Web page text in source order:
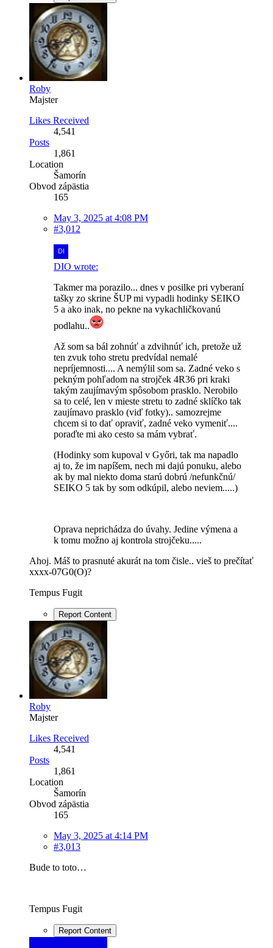
Roby
Majster
Likes Received
4,541
Posts
1,861
Location
Šamorín
Obvod zápästia
165
May 3, 2025 at 4:08 PM
#3,012
DIO wrote:
Takmer ma porazilo... dnes v posilke pri vyberaní
tašky zo skrine ŠUP mi vypadli hodinky SEIKO
5 a ako inak, no pekne na vykachličkovanú
podlahu..
Až som sa bál zohnúť a zdvihnúť ich, pretože už
ten zvuk toho stretu predvídal nemalé
nepríjemnosti.... A nemýlil som sa. Zadné veko s
pekným pohľadom na strojček 4R36 pri kraki
takým zaujímavým spôsobom prasklo. Nerobilo
sa to celé, len v mieste stretu to zadné sklíčko tak
zaujímavo prasklo (viď fotky).. samozrejme
chcem si to dať opraviť, zadné veko vymeniť....
poraďte mi ako cesto sa mám vybrať.
(Hodinky som kupoval v Győri, tak ma napadlo
aj to, že im napíšem, nech mi dajú ponuku, alebo
ak by mal niekto doma starú dobrú /nefunkčnú/
SEIKO 5 tak by som odkúpil, alebo neviem.....)
Oprava neprichádza do úvahy. Jedine výmena a
k tomu možno aj kontrola strojčeku.....
Ahoj. Máš to prasnuté akurát na tom čisle.. vieš to prečítať
xxxx-07G0(O)?
Tempus Fugit
Report Content
Roby
Majster
Likes Received
4,541
Posts
1,861
Location
Šamorín
Obvod zápästia
165
May 3, 2025 at 4:14 PM
#3,013
Bude to toto…
Tempus Fugit
Report Content